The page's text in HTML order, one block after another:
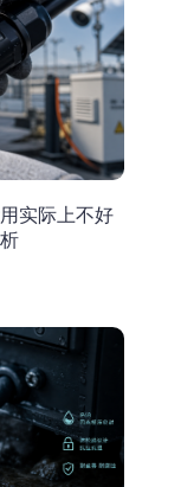
实际上不好